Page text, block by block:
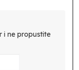
i ne propustite